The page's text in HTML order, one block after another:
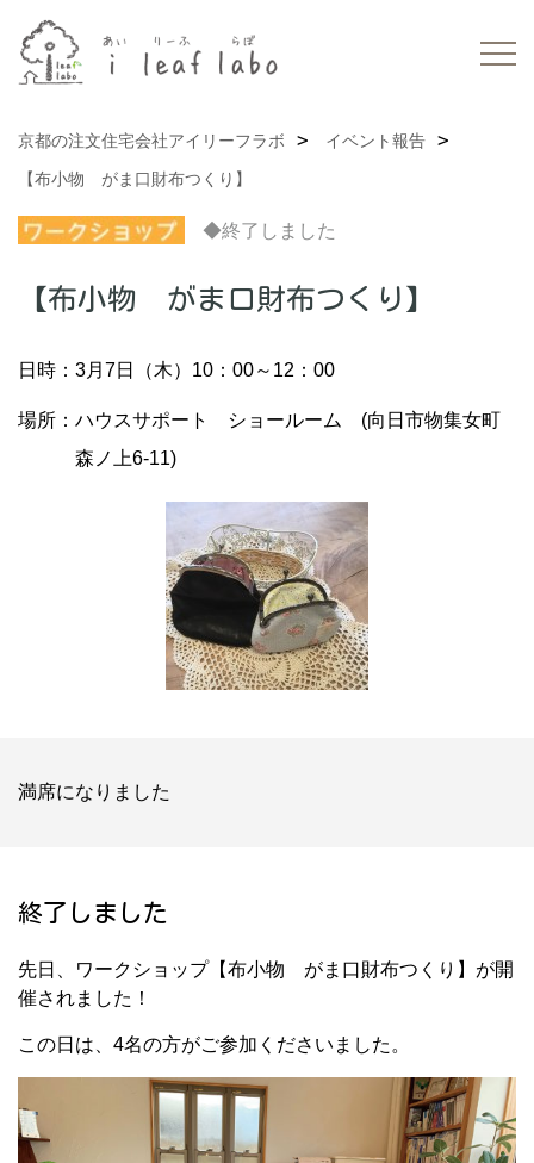
京都の注文住宅会社アイリーフラボ
イベント報告
【布小物 がま口財布つくり】
◆終了しました
【布小物 がま口財布つくり】
日時：3月7日（木）10：00～12：00
場所：ハウスサポート ショールーム (向日市物集女町
森ノ上6-11)
満席になりました
終了しました
先日、ワークショップ【布小物 がま口財布つくり】が開
催されました！
この日は、4名の方がご参加くださいました。